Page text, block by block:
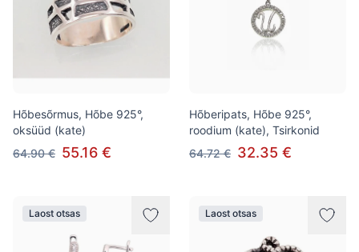
Hõbesõrmus, Hõbe 925°,
oksüüd (kate)
64.90 € 55.16 €
Hõberipats, Hõbe 925°,
roodium (kate), Tsirkonid
64.72 € 32.35 €
Laost otsas Laost otsas